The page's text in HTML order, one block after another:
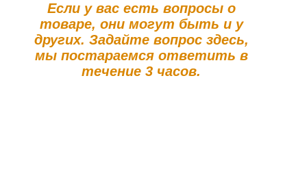
Если у вас есть вопросы о
товаре, они могут быть и у
других. Задайте вопрос здесь,
мы постараемся ответить в
течение 3 часов.